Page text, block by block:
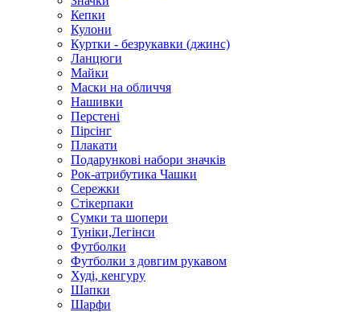
Кепки
Кулони
Куртки - безрукавки (джинс)
Ланцюги
Майки
Маски на обличчя
Нашивки
Перстені
Пірсінг
Плакати
Подарункові набори значків
Рок-атрибутика Чашки
Сережки
Стікерпаки
Сумки та шопери
Туніки,Легінси
Футболки
Футболки з довгим рукавом
Худі, кенгуру
Шапки
Шарфи